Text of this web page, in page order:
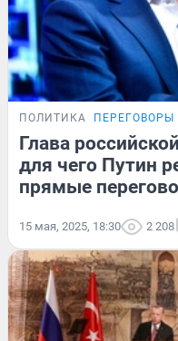
ПОЛИТИКА
Глава
для чего Путин
прямые
15 мая, 2025, 18:30 2 208